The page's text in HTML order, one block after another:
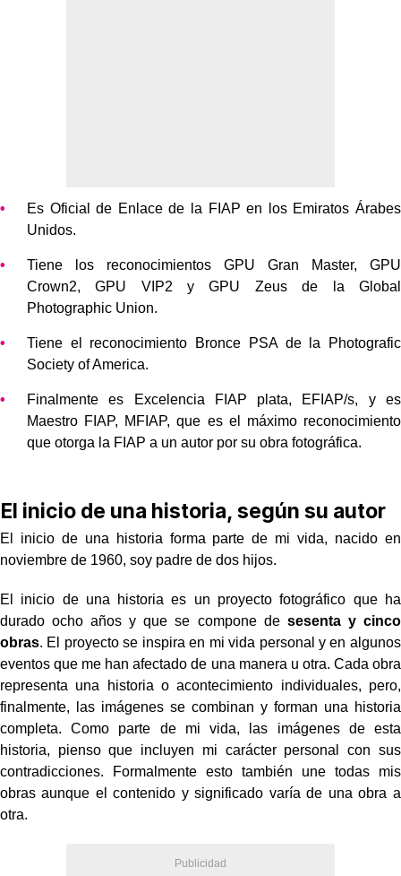
Es Oficial de Enlace de la FIAP en los Emiratos Árabes
Unidos.
Tiene los reconocimientos GPU Gran Master, GPU
Crown2, GPU VIP2 y GPU Zeus de la Global
Photographic Union.
Tiene el reconocimiento Bronce PSA de la Photografic
Society of America.
Finalmente es Excelencia FIAP plata, EFIAP/s, y es
Maestro FIAP, MFIAP, que es el máximo reconocimiento
que otorga la FIAP a un autor por su obra fotográfica.
El inicio de una historia, según su autor
El inicio de una historia forma parte de mi vida, nacido en
noviembre de 1960, soy padre de dos hijos.
El inicio de una historia es un proyecto fotográfico que ha
durado ocho años y que se compone de sesenta y cinco
obras. El proyecto se inspira en mi vida personal y en algunos
eventos que me han afectado de una manera u otra. Cada obra
representa una historia o acontecimiento individuales, pero,
finalmente, las imágenes se combinan y forman una historia
completa. Como parte de mi vida, las imágenes de esta
historia, pienso que incluyen mi carácter personal con sus
contradicciones. Formalmente esto también une todas mis
obras aunque el contenido y significado varía de una obra a
otra.